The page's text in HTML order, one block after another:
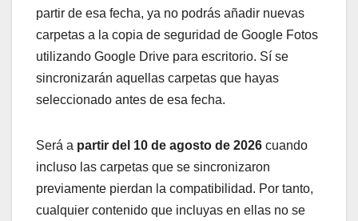
partir de esa fecha, ya no podrás añadir nuevas
carpetas a la copia de seguridad de Google Fotos
utilizando Google Drive para escritorio. Sí se
sincronizarán aquellas carpetas que hayas
seleccionado antes de esa fecha.
Será a partir del 10 de agosto de 2026 cuando
incluso las carpetas que se sincronizaron
previamente pierdan la compatibilidad. Por tanto,
cualquier contenido que incluyas en ellas no se